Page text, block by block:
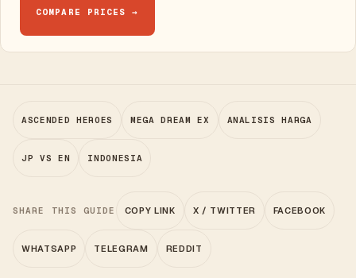
COMPARE PRICES →
ASCENDED HEROES MEGA DREAM EX ANALISIS HARGA
JP VS EN INDONESIA
SHARE THIS GUIDE COPY LINK X / TWITTER FACEBOOK
WHATSAPP TELEGRAM REDDIT